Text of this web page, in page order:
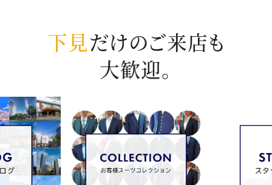
下見だけのご来店も
大歓迎。